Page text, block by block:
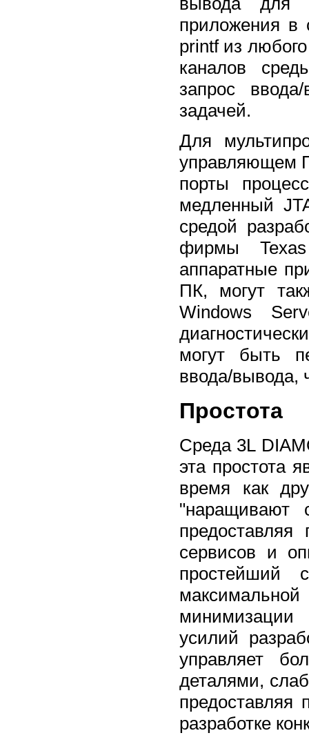
приложения в
printf из
каналов
запрос
задачей.
Для
управляющем
порты
медленный
средой
фирмы
аппаратные
ПК, могут
Windows
могут быть
ввода/вывода,
Простота
Среда 3L
эта простота
время как
"наращивают
сервисов и
простейший
усилий
управляет
деталями,
предоставляя
разработке